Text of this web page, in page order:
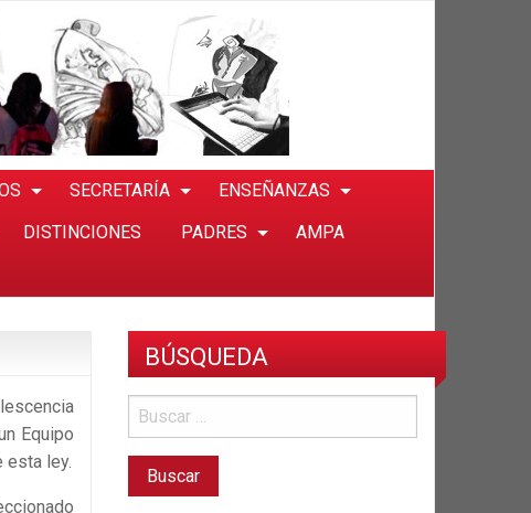
SECRETARÍA ENSEÑANZAS
DISTINCIONES PADRES AMPA
Equipo
esta ley.
BÚSQUEDA